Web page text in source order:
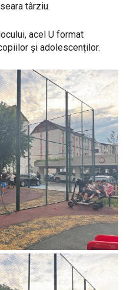
târziu.
acel U format
și adolescenților.